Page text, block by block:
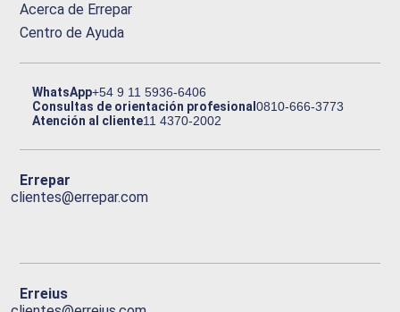
Acerca de Errepar
Centro de Ayuda
WhatsApp+54 9 11 5936-6406
Consultas de orientación profesional0810-666-3773
Atención al cliente11 4370-2002
Errepar
clientes@errepar.com
Erreius